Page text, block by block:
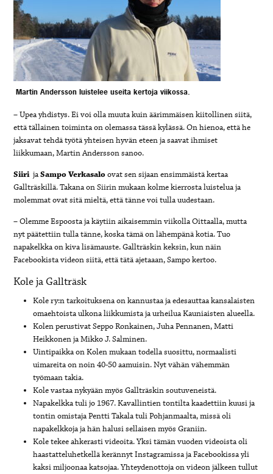
Martin Andersson luistelee useita kertoja viikossa.
– Upea yhdistys. Ei voi olla muuta kuin äärimmäisen kiitollinen siitä,
että tällainen toiminta on olemassa tässä kylässä. On hienoa, että he
jaksavat tehdä työtä yhteisen hyvän eteen ja saavat ihmiset
liikkumaan, Martin Andersson sanoo.
Siiri jaSampo Verkasaloovat sen sijaan ensimmäistä kertaa
Gallträskillä. Takana on Siirin mukaan kolme kierrosta luistelua ja
molemmat ovat sitä mieltä, että tänne voi tulla uudestaan.
– Olemme Espoosta ja käytiin aikaisemmin viikolla Oittaalla, mutta
nyt päätettiin tulla tänne, koska tämä on lähempänä kotia. Tuo
napakelkka on kiva lisämauste. Gallträskin keksin, kun näin
Facebookista videon siitä, että tätä ajetaaan, Sampo kertoo.
Kole ja Gallträsk
Kole ry:n tarkoituksena on kannustaa ja edesauttaa kansalaisten
omaehtoista ulkona liikkumista ja urheilua Kauniaisten alueella.
Kolen perustivat Seppo Ronkainen, Juha Pennanen, Matti
Heikkonen ja Mikko J. Salminen.
Uintipaikka on Kolen mukaan todella suosittu, normaalisti
uimareita on noin 40-50 aamuisin. Nyt vähän vähemmän
työmaan takia.
Kole vastaa nykyään myös Gallträskin soutuveneistä.
Napakelkka tuli jo 1967. Kavallintien tontilta kaadettiin kuusi ja
tontin omistaja Pentti Takala tuli Pohjanmaalta, missä oli
napakelkkoja ja hän halusi sellaisen myös Graniin.
Kole tekee ahkerasti videoita. Yksi tämän vuoden videoista oli
haastatteluhetkellä kerännyt Instagramissa ja Facebookissa yli
kaksi miljoonaa katsojaa. Yhteydenottoja on videon jälkeen tullut